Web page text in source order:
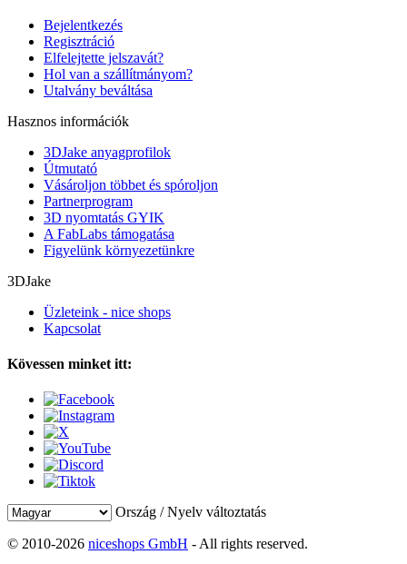
Bejelentkezés
Regisztráció
Elfelejtette jelszavát?
Hol van a szállítmányom?
Utalvány beváltása
Hasznos információk
3DJake anyagprofilok
Útmutató
Vásároljon többet és spóroljon
Partnerprogram
3D nyomtatás GYIK
A FabLabs támogatása
Figyelünk környezetünkre
3DJake
Üzleteink - nice shops
Kapcsolat
Kövessen minket itt:
Ország / Nyelv változtatás
© 2010-2026 niceshops GmbH - All rights reserved.